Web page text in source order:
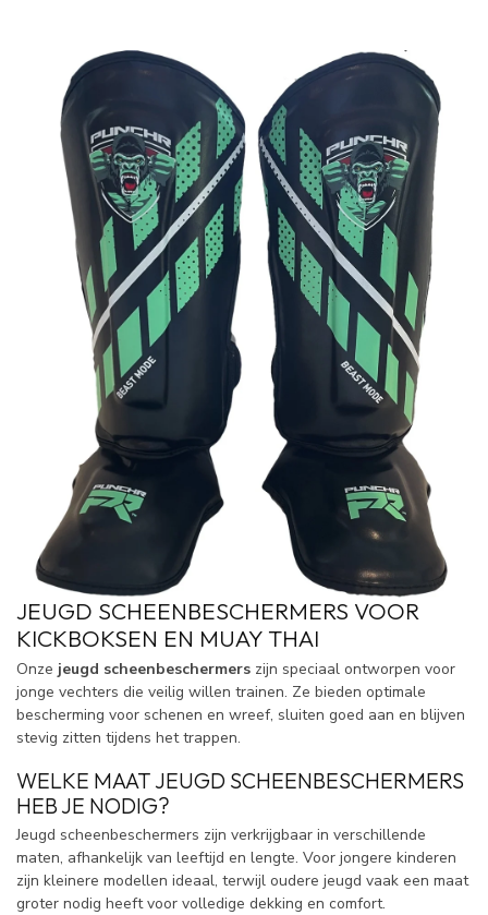
JEUGD SCHEENBESCHERMERS VOOR
KICKBOKSEN EN MUAY THAI
Onze jeugd scheenbeschermers zijn speciaal ontworpen voor
jonge vechters die veilig willen trainen. Ze bieden optimale
bescherming voor schenen en wreef, sluiten goed aan en blijven
stevig zitten tijdens het trappen.
WELKE MAAT JEUGD SCHEENBESCHERMERS
HEB JE NODIG?
Jeugd scheenbeschermers zijn verkrijgbaar in verschillende
maten, afhankelijk van leeftijd en lengte. Voor jongere kinderen
zijn kleinere modellen ideaal, terwijl oudere jeugd vaak een maat
groter nodig heeft voor volledige dekking en comfort.